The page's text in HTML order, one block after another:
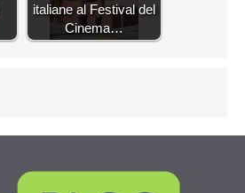
italiane al Festival del
Cinema…